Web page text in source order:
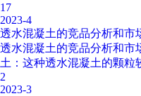
17
2023-4
透水混凝土的竞品分析和市
透水混凝土的竞品分析和市
土：这种透水混凝土的颗
2
2023-3